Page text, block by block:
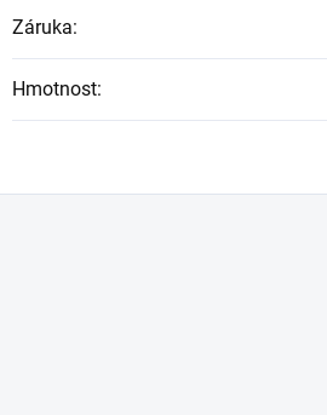
Záruka:
Hmotnost: